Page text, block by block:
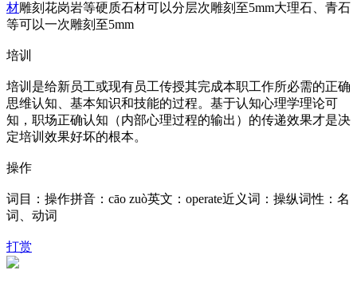
材雕刻花岗岩等硬质石材可以分层次雕刻至5mm大理石、青石
等可以一次雕刻至5mm
培训
培训是给新员工或现有员工传授其完成本职工作所必需的正确
思维认知、基本知识和技能的过程。基于认知心理学理论可
知，职场正确认知（内部心理过程的输出）的传递效果才是决
定培训效果好坏的根本。
操作
词目：操作拼音：cāo zuò英文：operate近义词：操纵词性：名
词、动词
打赏